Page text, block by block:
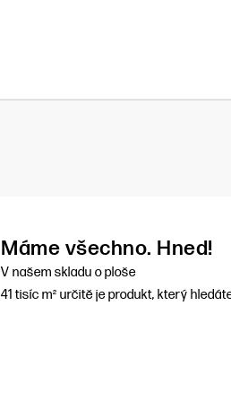
Máme všechno. Hned!
V našem skladu o ploše
41 tisíc m² určitě je produkt, který